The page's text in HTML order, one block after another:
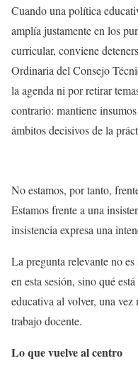
Cuando una política
amplía justamente en los
curricular, conviene
Ordinaria del Consejo
la agenda ni por retirar
contrario: mantiene
ámbitos decisivos de la
No estamos, por tanto,
Estamos frente a una
insistencia expresa una
La pregunta relevante no
en esta sesión, sino qué
educativa al volver, una vez
trabajo docente.
Lo que vuelve al centro